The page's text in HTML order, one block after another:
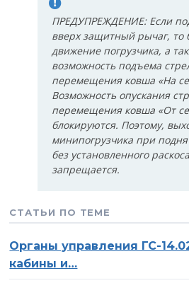
ПРЕДУПРЕЖДЕНИЕ: Если
вверх защитный рычаг, то
движение погрузчика, а
возможность подъема
перемещения ковша «На
Возможность опускания
перемещения ковша «От
блокируются. Поэтому,
минипогрузчика при
без установленного
запрещается.
СТАТЬИ ПО ТЕМЕ
Органы управления ГС-
кабины и…